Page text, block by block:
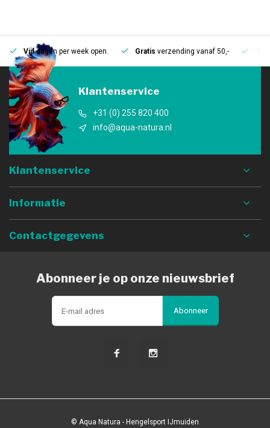
Vijfdagen per week open. Gratis verzending vanaf 50,-
Klantenservice
+31 (0) 255 820 400
info@aqua-natura.nl
Klantenservice
Informatie
Contactgegevens
Abonneer je op onze nieuwsbrief
Abonneer
© Aqua Natura - Hengelsport IJmuiden